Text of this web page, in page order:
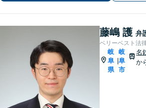
藤嶋 護 弁
ベリーベスト法
岐
阜
県
|
岐
阜
市
名
か